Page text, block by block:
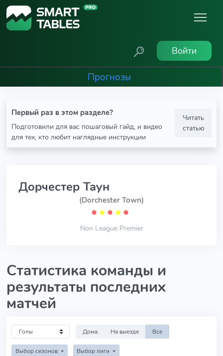
Войти
Прогнозы
Первый раз в этом разделе?
Подготовили для вас пошаговый гайд, и видео
для тех, кто любит наглядные инструкции
Читать
статью
Дорчестер Таун
(Dorchester Town)
⬤ ⬤ ⬤ ⬤ ⬤
Non League Premier
Статистика команды и
результаты последних
матчей
Дома На выезде Все
Выбор сезонов Выбор лиги